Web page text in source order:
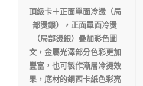
頂級卡＋正面單面冷燙（局
部燙銀），正面單面冷燙
（局部燙銀）疊加彩色圖
文，金屬光澤部分色彩更加
豐富，也可製作漸層冷燙效
果，底材的銅西卡紙色彩亮